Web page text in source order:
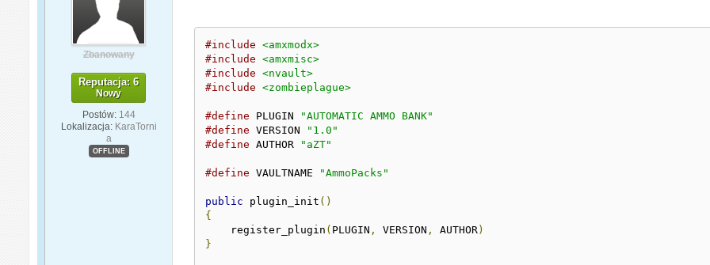
Zbanowany
Reputacja: 6
Nowy
Postów: 144
Lokalizacja: KaraTorni
a
OFFLINE
#include
<amxmodx>
#include
<amxmisc>
#include
<nvault>
#include
<zombieplague>
#define PLUGIN
"AUTOMATIC AMMO BANK"
#define VERSION
"1.0"
#define AUTHOR "aZT"
#define VAULTNAME "AmmoPacks"
public plugin_init ()
{
    register_plugin
( PLUGIN , VERSION , AUTHOR)
}